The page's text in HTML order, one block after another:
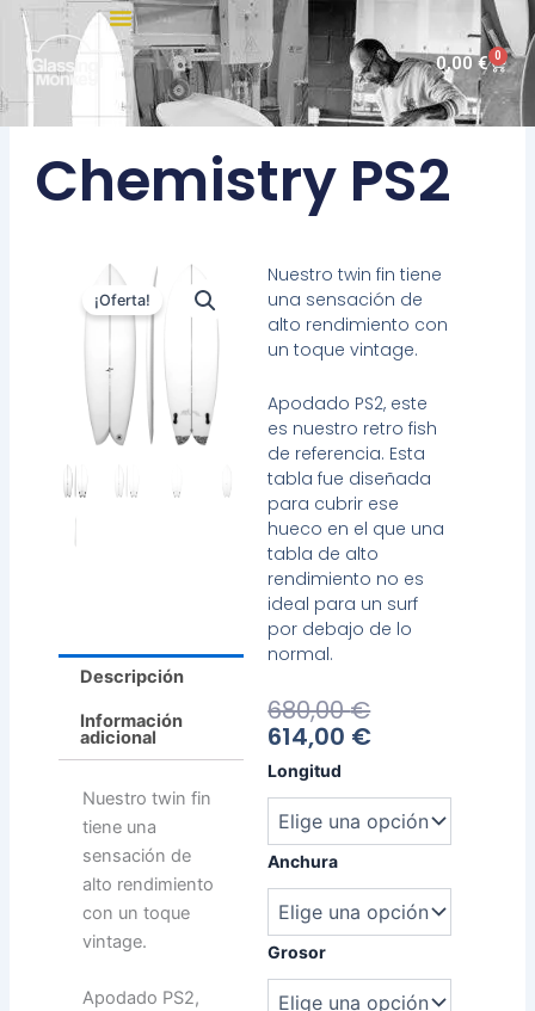
contenido
0,00€ 0
Chemistry PS2
Nuestro twin fin tiene
una sensación de
alto rendimiento con
un toque vintage.
Apodado PS2, este
es nuestro retro fish
de referencia. Esta
tabla fue diseñada
para cubrir ese
hueco en el que una
tabla de alto
rendimiento no es
ideal para un surf
por debajo de lo
normal.
680,00€
680,00 €.
614,00 €
El
Precio
614,00 €.
Longitud
Anchura
Grosor
Chemistry
cantidad
¡Oferta!
Descripción
Información
adicional
Nuestro twin fin
tiene una
sensación de
alto rendimiento
con un toque
vintage.
Apodado PS2,